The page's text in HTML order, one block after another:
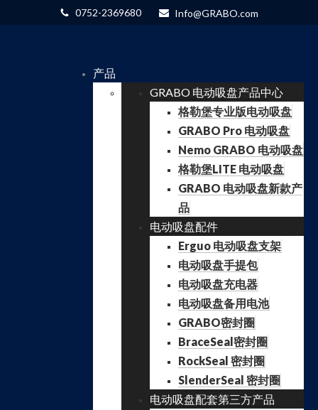
0752-2369680 Info@GRABO.com
产品
GRABO 电动吸盘产品中心
格勒堡专业版电动吸盘
GRABO Pro 电动吸盘
Nemo GRABO 电动吸盘
格勒堡LITE 电动吸盘
GRABO 电动吸盘新款产
品
电动吸盘配件
Erguo 电动吸盘支架
电动吸盘手提包
电动吸盘充电器
电动吸盘备用电池
GRABO密封圈
BraceSeal密封圈
RockSeal 密封圈
SlenderSeal 密封圈
电动吸盘配套第三方产品